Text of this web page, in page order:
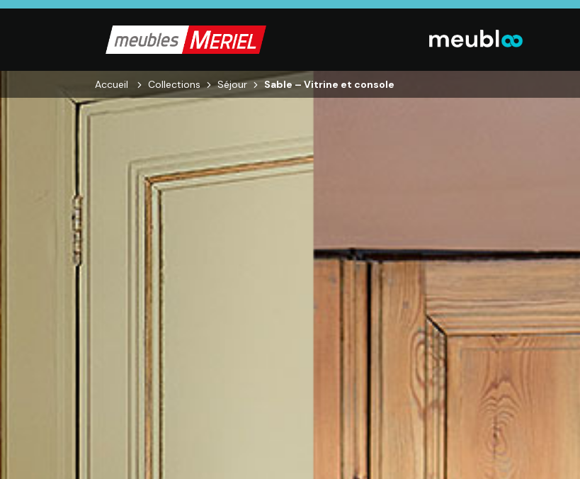
Canapés droits,
Salons d’angles
& composables,
Fauteuils et
canapés de
Tables basses
SÉJOUR
Enfilades,
Tables, Chaises,
Meubles de
complément
CHAMBRE
Accueil Collections Séjour Sable – Vitrine et console